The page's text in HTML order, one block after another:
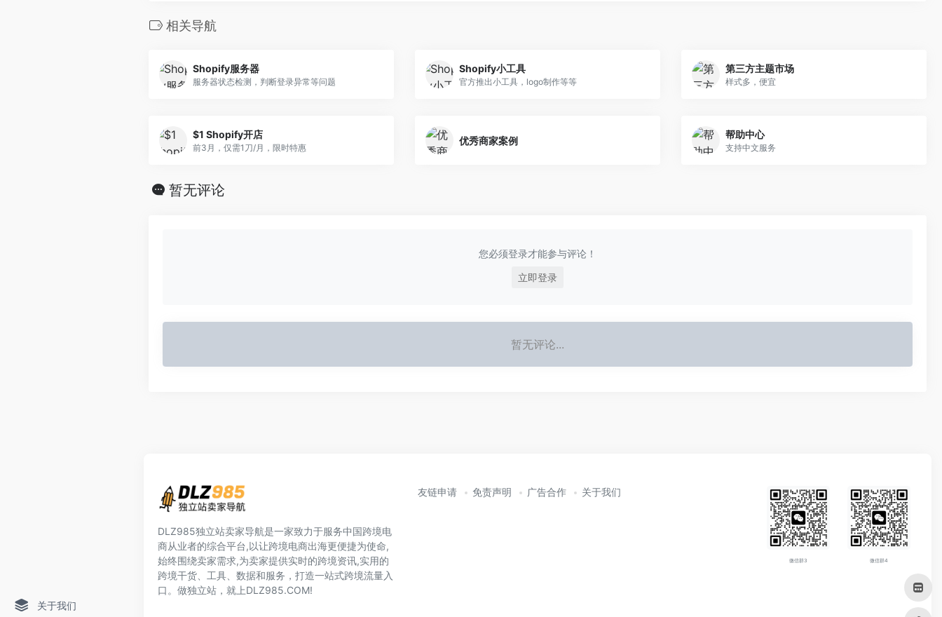
关于我们
相关导航
Shopify服务器
服务器状态检测，判断登录异常等问题
Shopify小工具
官方推出小工具，logo制作等等
第三方主题市场
样式多，便宜
$1 Shopify开店
前3月，仅需1刀/月，限时特惠
优秀商家案例
帮助中心
支持中文服务
暂无评论
您必须登录才能参与评论！
立即登录
暂无评论...
DLZ985独立站卖家导航是一家致力于服务中国跨境电
商从业者的综合平台,以让跨境电商出海更便捷为使命,
始终围绕卖家需求,为卖家提供实时的跨境资讯,实用的
跨境干货、工具、数据和服务，打造一站式跨境流量入
口。做独立站，就上DLZ985.COM!
友链申请 免责声明 广告合作 关于我们
微信群3 微信群4